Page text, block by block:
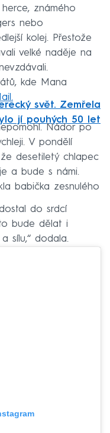
známého
nebo
kolej. Přestože
velké naděje na
kde Mana
svět. Zemřela
jí pouhých 50 let
Nádor po
V pondělí
desetiletý chlapec
a bude s námi.
babička zesnulého
do srdcí
bude dělat i
sílu,“ dodala.